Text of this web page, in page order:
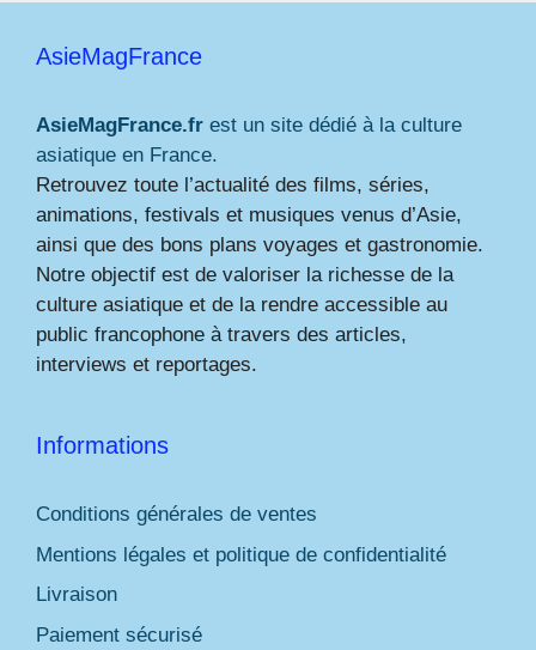
AsieMagFrance
AsieMagFrance.fr est un site dédié à la culture
asiatique en France.
Retrouvez toute l’actualité des films, séries,
animations, festivals et musiques venus d’Asie,
ainsi que des bons plans voyages et gastronomie.
Notre objectif est de valoriser la richesse de la
culture asiatique et de la rendre accessible au
public francophone à travers des articles,
interviews et reportages.
Informations
Conditions générales de ventes
Mentions légales et politique de confidentialité
Livraison
Paiement sécurisé